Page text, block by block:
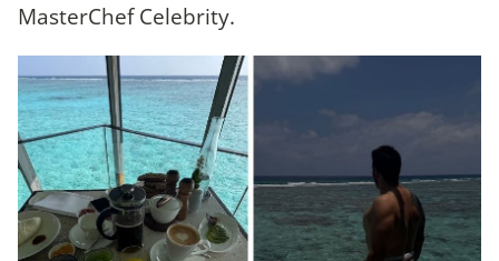
MasterChef Celebrity.